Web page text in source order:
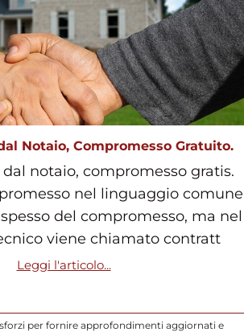
Notaio, Compromesso Gratuito.
notaio, compromesso gratis.
nel linguaggio comune
del compromesso, ma nel
viene chiamato contratt
Leggi l'articolo...
per fornire approfondimenti aggiornati e